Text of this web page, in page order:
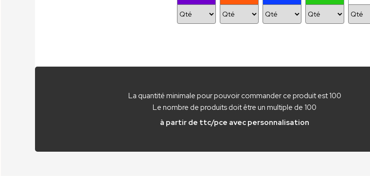
La quantité minimale pour pouvoir commander ce produit est 100
Le nombre de produits doit être un multiple de 100
à partir de ttc/pce avec personnalisation